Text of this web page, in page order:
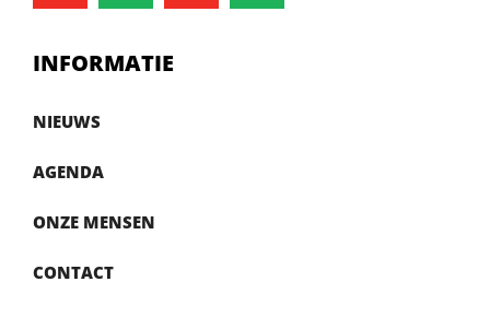
INFORMATIE
NIEUWS
AGENDA
ONZE MENSEN
CONTACT